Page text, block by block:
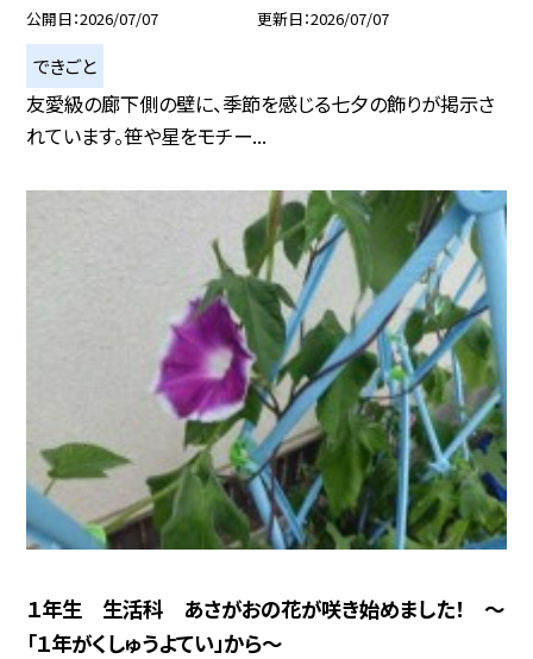
公開日 2026/07/07 更新日 2026/07/07
できごと
友愛級の廊下側の壁に、季節を感じる七夕の飾りが掲示さ
れています。笹や星をモチー...
１年生 生活科 あさがおの花が咲き始めました！ ～
「１年がくしゅうよてい」から～